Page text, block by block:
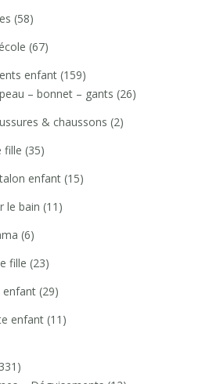
(58)
(67)
enfant (159)
– bonnet – gants (26)
& chaussons (2)
fille (35)
enfant (15)
le bain (11)
(6)
fille (23)
enfant (29)
enfant (11)